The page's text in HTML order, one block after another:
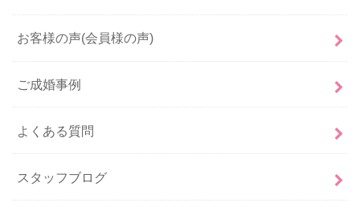
お客様の声(会員様の声)
ご成婚事例
よくある質問
スタッフブログ